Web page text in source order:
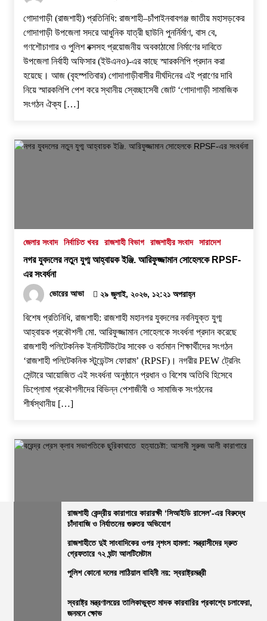
গোদাগাড়ী (রাজশাহী) প্রতিনিধি: রাজশাহী–চাঁপাইনবাবগঞ্জ জাতীয় মহাসড়কের
গোদাগাড়ী উপজেলা সদরে আধুনিক যাত্রী ছাউনি পুনর্নির্মাণ, বাস বে,
গণশৌচাগার ও পুলিশ বক্সসহ প্রয়োজনীয় অবকাঠামো নির্মাণের দাবিতে
উপজেলা নির্বাহী অফিসার (ইউএনও)-এর কাছে স্মারকলিপি প্রদান করা
হয়েছে। ​আজ (বৃহস্পতিবার) গোদাগাড়ীবাসীর দীর্ঘদিনের এই প্রাণের দাবি
নিয়ে স্মারকলিপি পেশ করে স্থানীয় স্বেচ্ছাসেবী জোট ‘গোদাগাড়ী সামাজিক
সংগঠন ঐক্য […]
জেলার সংবাদ নির্বাচিত খবর রাজশাহী বিভাগ রাজশাহীর সংবাদ সারাদেশ
নগর যুবদলের নতুন যুগ্ম আহ্বায়ক ইঞ্জি. আরিফুজ্জামান সোহেলকে RPSF-
এর সংবর্ধনা
ভোরের আভা ২৯ জুলাই, ২০২৬, ১২:২১ অপরাহ্ন
বিশেষ প্রতিনিধি, রাজশাহী: রাজশাহী মহানগর যুবদলের নবনিযুক্ত যুগ্ম
আহ্বায়ক প্রকৌশলী মো. আরিফুজ্জামান সোহেলকে সংবর্ধনা প্রদান করেছে
রাজশাহী পলিটেকনিক ইনস্টিটিউটের সাবেক ও বর্তমান শিক্ষার্থীদের সংগঠন
‘রাজশাহী পলিটেকনিক স্টুডেন্টস ফোরাম’ (RPSF)। ​নগরীর PEW ট্রেনিং
সেন্টারে আয়োজিত এই সংবর্ধনা অনুষ্ঠানে প্রধান ও বিশেষ অতিথি হিসেবে
ডিপ্লোমা প্রকৌশলীদের বিভিন্ন পেশাজীবী ও সামাজিক সংগঠনের
শীর্ষস্থানীয় […]
নির্বাচিত খবর রাজশাহীর সংবাদ সারাদেশ
বরেন্দ্র প্রেস ক্লাব সভাপতিকে ছুরিকাঘাতে হত্যাচেষ্টা: আসামী সুরুজ আলী
নিজস্ব প্রতিবেদক, রাজশাহী: ​রাজশাহী বরেন্দ্র প্রেস ক্লাবে বেআইনি
রাজশাহী কেন্দ্রীয় কারাগারে কারারক্ষী ‘সিআইডি রাসেল’-এর বিরুদ্ধে
চাঁদাবাজি ও নির্যাতনের গুরুতর অভিযোগ
রাজশাহীতে দুই সাংবাদিকের ওপর নৃশংস হামলা: সন্ত্রাসীদের দ্রুত
গ্রেফতারে ৭২ ঘন্টা আলটিমেটাম
পুলিশ কোনো দলের লাঠিয়াল বাহিনী নয়: স্বরাষ্ট্রমন্ত্রী
স্বরাষ্ট্র মন্ত্রণালয়ের তালিকাভুক্ত মাদক কারবারির প্রকাশ্যে চলাফেরা,
জনমনে ক্ষোভ